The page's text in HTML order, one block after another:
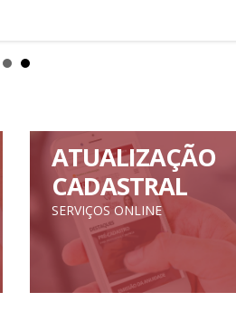
ATUALIZAÇÃO
CADASTRAL
SERVIÇOS ONLINE